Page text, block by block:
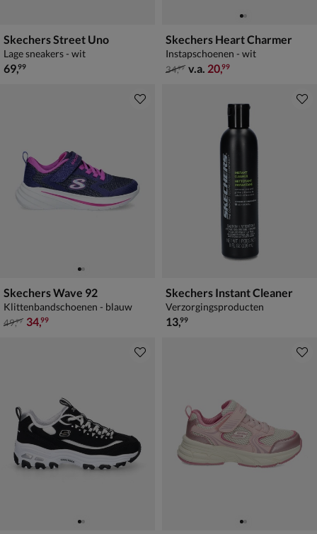
Skechers Street Uno
Lage sneakers - wit
€ 69,99
69,99
Skechers Heart Charmer
Instapschoenen - wit
van € 34,99 vanaf € 20,99
34,99 v.a. 20,99
Skechers Wave 92
Klittenbandschoenen - blauw
van € 49,99 voor € 34,99
49,99 34,99
Skechers Instant Cleaner
Verzorgingsproducten
€ 13,99
13,99